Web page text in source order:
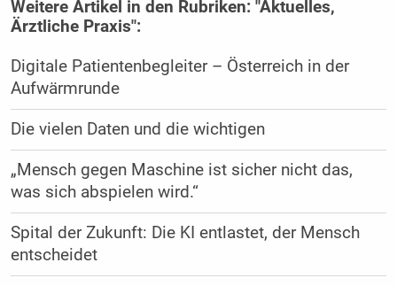
Weitere Artikel in den Rubriken: "Aktuelles,
Ärztliche Praxis":
Digitale Patientenbegleiter – Österreich in der
Aufwärmrunde
Die vielen Daten und die wichtigen
„Mensch gegen Maschine ist sicher nicht das,
was sich abspielen wird.“
Spital der Zukunft: Die KI entlastet, der Mensch
entscheidet